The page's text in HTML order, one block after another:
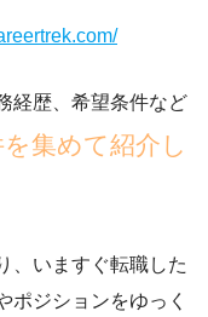
経歴、希望条件など
集めて紹介し
、いますぐ転職した
ポジションをゆっく